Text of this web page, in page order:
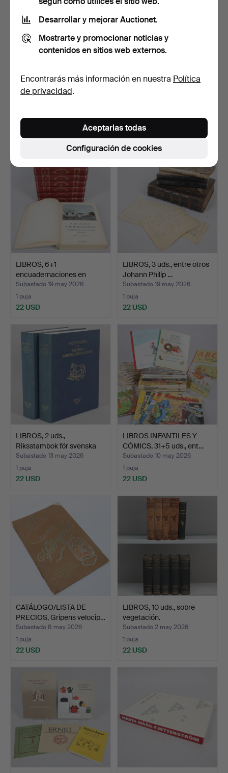
LIBRO, "Suecia Antiqua et
53 USD
1 puja
LIBROS, 6+1
encuadernaciones en
media piel…
Subastado 19 may 2026
1 puja
22 USD
LIBROS, 3 uds., entre otros
Johann Philip …
Subastado 19 may 2026
1 puja
22 USD
LIBROS, 2 uds.,
Riksstambok för svenska
va…
Subastado 13 may 2026
1 puja
22 USD
LIBROS INFANTILES Y
CÓMICS, 31+5 uds., ent…
Subastado 10 may 2026
1 puja
22 USD
CATÁLOGO/LISTA DE
PRECIOS, Gripens velocip…
Subastado 8 may 2026
1 puja
22 USD
LIBROS, 10 uds., sobre
vegetación.
Subastado 2 may 2026
1 puja
22 USD
Desarrollar y mejorar Auctionet.
Mostrarte y promocionar noticias y
contenidos en sitios web externos.
Encontrarás más información en nuestra Política
de privacidad.
Configuración de cookies
Aceptarlas todas